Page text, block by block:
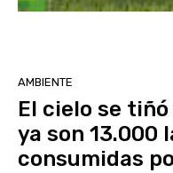
AMBIENTE
El cielo se
ya son 13.000
consumidas